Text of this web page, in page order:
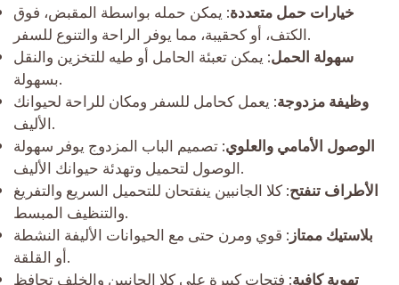
خيارات حمل متعددة: يمكن حمله بواسطة المقبض، فوق
الكتف، أو كحقيبة، مما يوفر الراحة والتنوع للسفر.
سهولة الحمل: يمكن تعبئة الحامل أو طيه للتخزين والنقل
بسهولة.
وظيفة مزدوجة: يعمل كحامل للسفر ومكان للراحة لحيوانك
الأليف.
الوصول الأمامي والعلوي: تصميم الباب المزدوج يوفر سهولة
الوصول لتحميل وتهدئة حيوانك الأليف.
الأطراف تنفتح: كلا الجانبين ينفتحان للتحميل السريع والتفريغ
والتنظيف المبسط.
بلاستيك ممتاز : قوي ومرن حتى مع الحيوانات الأليفة النشطة
أو القلقة.
تهوية كافية: فتحات كبيرة على كلا الجانبين والخلف تحافظ